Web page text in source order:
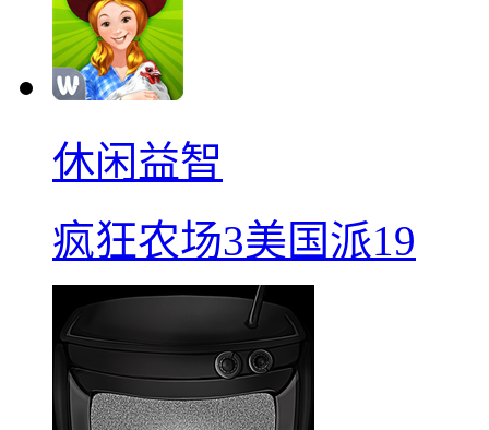
休闲益智
疯狂农场3美国派19